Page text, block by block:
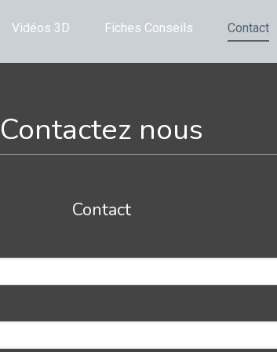
Vidéos 3D Fiches Conseils Contact
Contactez nous
Contact